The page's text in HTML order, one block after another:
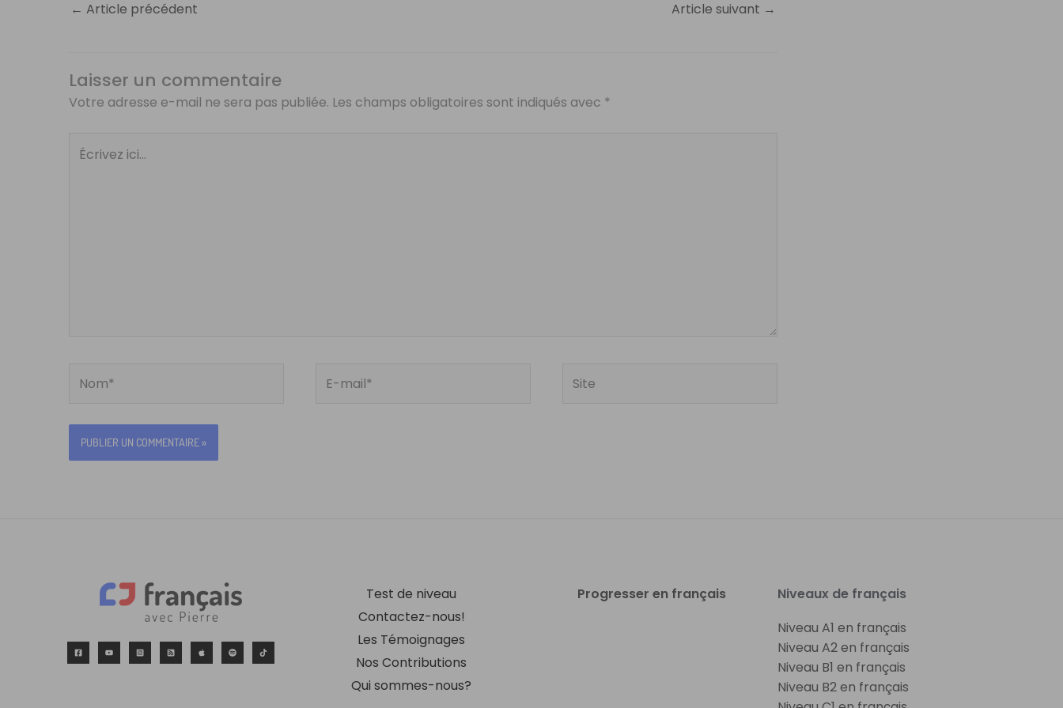
← Article précédent Article suivant →
Laisser un commentaire
Votre adresse e-mail ne sera pas publiée. Les champs obligatoires sont indiqués avec *
Écrivez
Site
Test de niveau
Contactez-nous!
Les Témoignages
Nos Contributions
Qui sommes-nous?
Progresser en français
Niveaux de français
Niveau A1 en français
Niveau A2 en français
Niveau B1 en français
Niveau B2 en français